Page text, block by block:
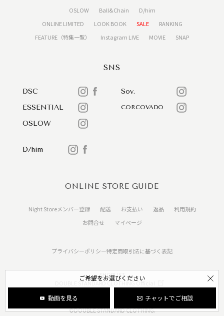
ご希望をお選びください
動画を見る チャットでご相談
OSLOW
Ball&Chain
D/him
ONLINE LIMITED
LOOK BOOK SALE
RANKING
FEATURE（特集一覧）
Instagram LIVE MOVIE SNAP
SNS
DSC
Sov.
ESSENTIAL
CORCOVADO
OSLOW
D/him
ONLINE STORE GUIDE
Night Storeメンバー登録 配送 お支払い 返品
利用規約
お問合せ
マイページ
プライバシーポリシー特定商取引法に基づく表記
SHOPLIST
DOUBLE STANDARD CLOTHING Official
©DOUBLE STANDARD CLOTHING.